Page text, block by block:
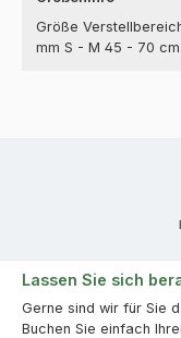
Größe
mm S - M 45 - 70
Lassen Sie sich
Gerne sind wir für Sie
Buchen Sie einfach